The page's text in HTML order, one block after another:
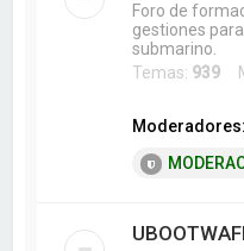
Foro de
gestiones
submarino.
Temas: 939
Moderadores: